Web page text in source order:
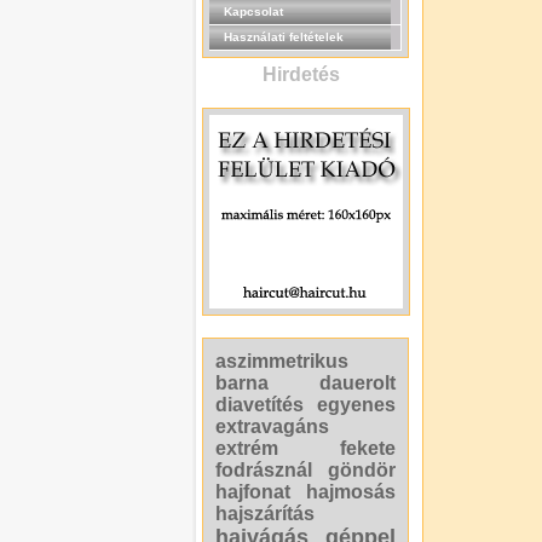
Kapcsolat
Használati feltételek
Hirdetés
aszimmetrikus
barna
dauerolt
diavetítés
egyenes
extravagáns
extrém
fekete
fodrásznál
göndör
hajfonat
hajmosás
hajszárítás
hajvágás géppel